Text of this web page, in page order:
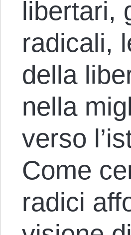
libertari,
radicali,
della
nella
verso
Come
radici